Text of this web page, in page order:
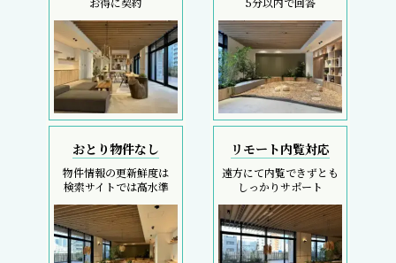
おとり物件なし
物件情報の更新鮮度は
検索サイトでは高水準
リモート内覧対応
遠方にて内覧できずとも
しっかりサポート